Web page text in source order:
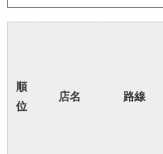
順
位
店名 路線